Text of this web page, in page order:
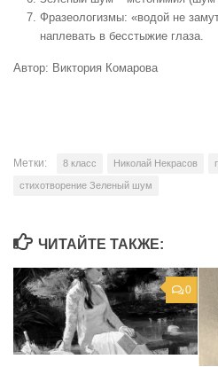
Фразеологизмы: «водой не
наплевать в бесстыжие глаза.
Автор: Виктория Комарова
Метки: 8 класс Николай Некрасов
стихотворение Зеленый шум
ЧИТАЙТЕ ТАКЖЕ:
0